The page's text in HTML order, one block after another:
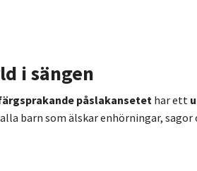
i sängen
påslakansetethar ett
barn som älskar enhörningar, sagor